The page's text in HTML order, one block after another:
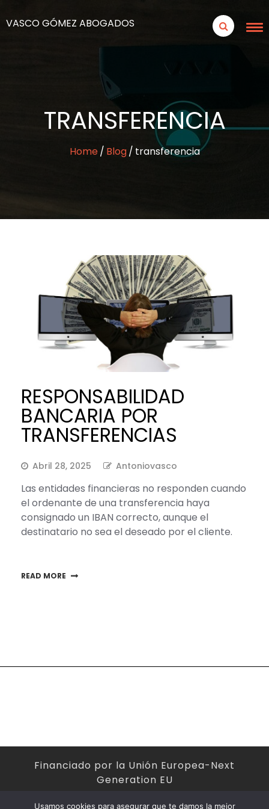
VASCO GÓMEZ ABOGADOS
TRANSFERENCIA
Home Blog transferencia
RESPONSABILIDAD
BANCARIA POR
TRANSFERENCIAS
Abril 28, 2025 Antoniovasco
Las entidades financieras no responden cuando
el ordenante de una transferencia haya
consignado un IBAN correcto, aunque el
destinatario no sea el deseado por el cliente.
READ MORE
Financiado por la Unión Europea-Next
Generation EU
Usamos cookies para asegurar que te damos la mejor